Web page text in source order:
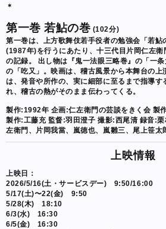
＊
第一巻 若鮎の巻 (102分)
第一巻は、上方歌舞伎若手役者の勉強会「若鮎
(1987年)を行うにあたり、十三代目片岡仁左
の記録。 出し物は『鬼一法眼三略巻』の「一条
の「吃又」。映画は、稽古風景から本舞台の上
は、発音や所作の、実に細部に至るまで指導す
れ、稽古の熱がそのまま伝わってくる。
製作:1992年 企画:仁左衛門の芸談をきく会 製
製作:工藤充 監督:羽田澄子 撮影:西尾清 録音:
左衛門、片岡我當、嵐徳也、嵐雛三、尾上笹太
上映情報
上映日：
2026/5/16(土・サービスデー) 9:50/16:00
5/17(土)〜22(金) 9:50
5/28(木) 18:10
6/3(水) 16:30
6/5(金) 16:30